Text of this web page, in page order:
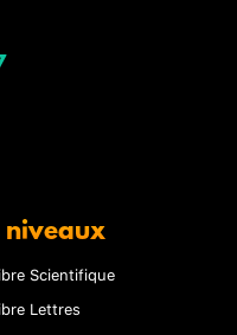
niveaux
Scientifique
Lettres